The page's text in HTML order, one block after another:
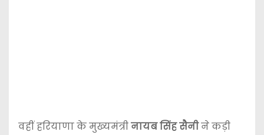
वहीं हरियाणा के मुख्यमंत्रीनायब सिंह सैनीने कड़ी